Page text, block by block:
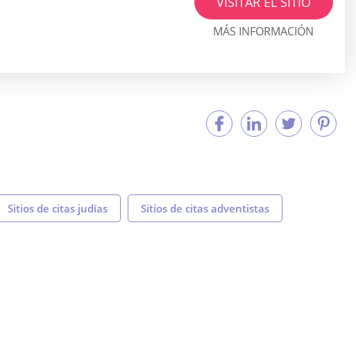
MÁS INFORMACIÓN
Sitios de citas judías Sitios de citas adventistas